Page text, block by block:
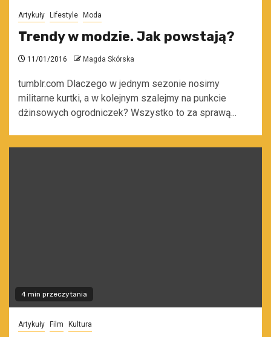
Artykuły Lifestyle Moda
Trendy w modzie. Jak powstają?
11/01/2016 Magda Skórska
tumblr.com Dlaczego w jednym sezonie nosimy
militarne kurtki, a w kolejnym szalejmy na punkcie
dżinsowych ogrodniczek? Wszystko to za sprawą...
4 min przeczytania
Artykuły Film Kultura